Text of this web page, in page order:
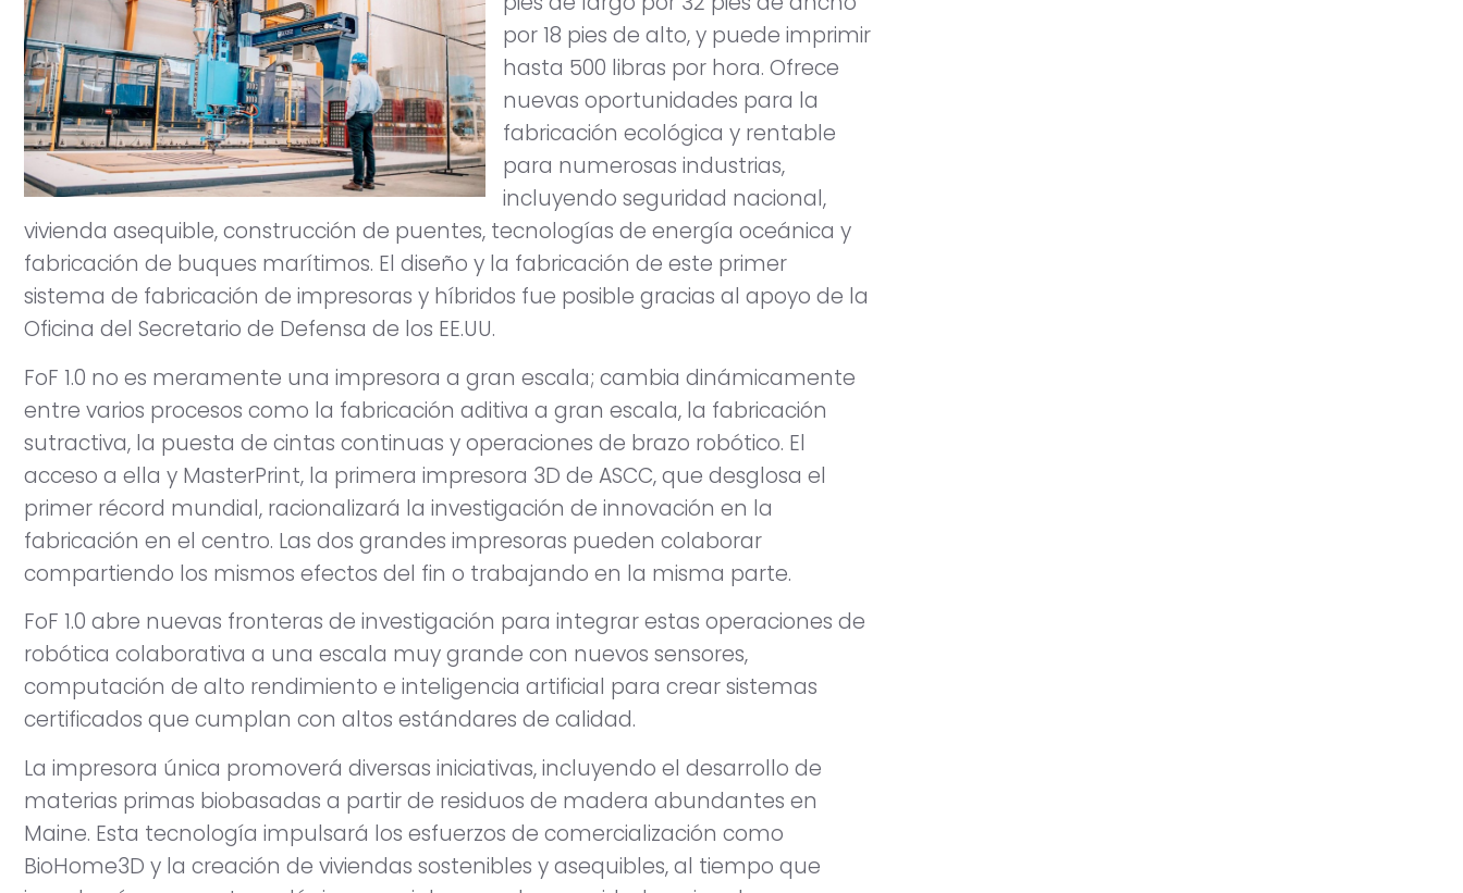
por 18 pies de alto, y puede imprimir
hasta 500 libras por hora. Ofrece
nuevas oportunidades para la
fabricación ecológica y rentable
para numerosas industrias,
incluyendo seguridad nacional,
vivienda asequible, construcción de puentes, tecnologías de energía oceánica y
fabricación de buques marítimos. El diseño y la fabricación de este primer
sistema de fabricación de impresoras y híbridos fue posible gracias al apoyo de la
Oficina del Secretario de Defensa de los EE.UU.
FoF 1.0 no es meramente una impresora a gran escala; cambia dinámicamente
entre varios procesos como la fabricación aditiva a gran escala, la fabricación
sutractiva, la puesta de cintas continuas y operaciones de brazo robótico. El
acceso a ella y MasterPrint, la primera impresora 3D de ASCC, que desglosa el
primer récord mundial, racionalizará la investigación de innovación en la
fabricación en el centro. Las dos grandes impresoras pueden colaborar
compartiendo los mismos efectos del fin o trabajando en la misma parte.
FoF 1.0 abre nuevas fronteras de investigación para integrar estas operaciones de
robótica colaborativa a una escala muy grande con nuevos sensores,
computación de alto rendimiento e inteligencia artificial para crear sistemas
certificados que cumplan con altos estándares de calidad.
La impresora única promoverá diversas iniciativas, incluyendo el desarrollo de
materias primas biobasadas a partir de residuos de madera abundantes en
Maine. Esta tecnología impulsará los esfuerzos de comercialización como
BioHome3D y la creación de viviendas sostenibles y asequibles, al tiempo que